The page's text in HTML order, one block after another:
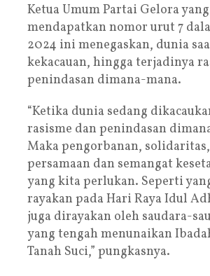
Ketua Umum Partai Gelora yang
mendapatkan nomor urut 7
2024 ini menegaskan, dunia
kekacauan, hingga terjadinya
penindasan dimana-mana.
“Ketika dunia sedang
rasisme dan penindasan
Maka pengorbanan,
persamaan dan semangat
yang kita perlukan. Seperti
rayakan pada Hari Raya Idul
juga dirayakan oleh saudara-
yang tengah menunaikan
Tanah Suci,” pungkasnya.